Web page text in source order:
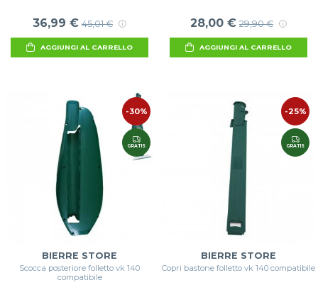
36,99 € 45,01 €
AGGIUNGI AL CARRELLO
28,00 € 29,90 €
AGGIUNGI AL CARRELLO
-30%
GRATIS
BIERRE STORE
Scocca posteriore folletto vk 140
compatibile
-25%
GRATIS
BIERRE STORE
Copri bastone folletto vk 140 compatibile